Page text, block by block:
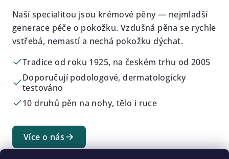
Naší specialitou jsou krémové pěny — nejmladší
generace péče o pokožku. Vzdušná pěna se rychle
vstřebá, nemastí a nechá pokožku dýchat.
Tradice od roku 1925, na českém trhu od 2005
Doporučují podologové, dermatologicky
testováno
10 druhů pěn na nohy, tělo i ruce
Více o nás